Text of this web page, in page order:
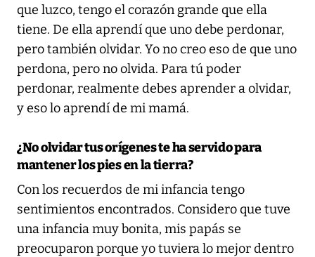
que luzco, tengo el corazón grande que ella
tiene. De ella aprendí que uno debe perdonar,
pero también olvidar. Yo no creo eso de que uno
perdona, pero no olvida. Para tú poder
perdonar, realmente debes aprender a olvidar,
y eso lo aprendí de mi mamá.
¿No olvidar tus orígenes te ha servido para
mantener los pies en la tierra?
Con los recuerdos de mi infancia tengo
sentimientos encontrados. Considero que tuve
una infancia muy bonita, mis papás se
preocuparon porque yo tuviera lo mejor dentro